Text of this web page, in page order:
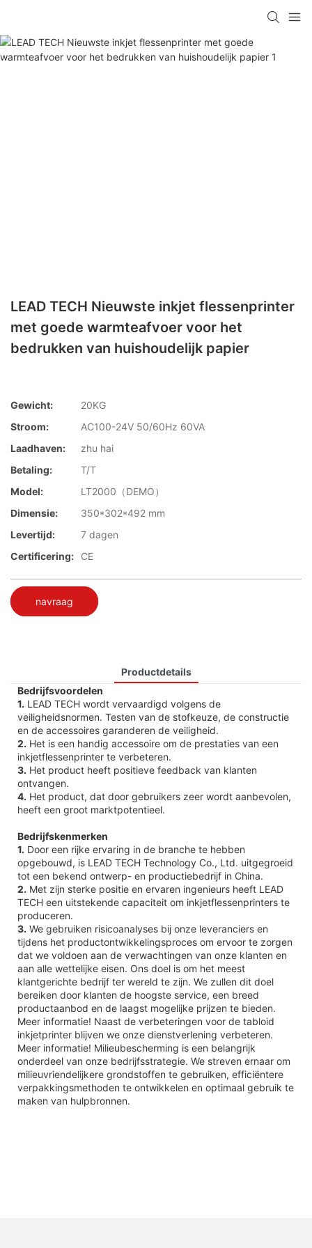
LEAD TECH Nieuwste inkjet flessenprinter
met goede warmteafvoer voor het
bedrukken van huishoudelijk papier
Gewicht:
20KG
Stroom:
AC100-24V 50/60Hz 60VA
Laadhaven:
zhu hai
Betaling:
T/T
Model:
LT2000（DEMO）
Dimensie:
350*302*492 mm
Levertijd:
7 dagen
Certificering:
CE
navraag
Productdetails
Bedrijfsvoordelen
1. LEAD TECH wordt vervaardigd volgens de
veiligheidsnormen. Testen van de stofkeuze, de constructie
en de accessoires garanderen de veiligheid.
2. Het is een handig accessoire om de prestaties van een
inkjetflessenprinter te verbeteren.
3. Het product heeft positieve feedback van klanten
ontvangen.
4. Het product, dat door gebruikers zeer wordt aanbevolen,
heeft een groot marktpotentieel.
Bedrijfskenmerken
1. Door een rijke ervaring in de branche te hebben
opgebouwd, is LEAD TECH Technology Co., Ltd. uitgegroeid
tot een bekend ontwerp- en productiebedrijf in China.
2. Met zijn sterke positie en ervaren ingenieurs heeft LEAD
TECH een uitstekende capaciteit om inkjetflessenprinters te
produceren.
3. We gebruiken risicoanalyses bij onze leveranciers en
tijdens het productontwikkelingsproces om ervoor te zorgen
dat we voldoen aan de verwachtingen van onze klanten en
aan alle wettelijke eisen. Ons doel is om het meest
klantgerichte bedrijf ter wereld te zijn. We zullen dit doel
bereiken door klanten de hoogste service, een breed
productaanbod en de laagst mogelijke prijzen te bieden.
Meer informatie! Naast de verbeteringen voor de tabloid
inkjetprinter blijven we onze dienstverlening verbeteren.
Meer informatie! Milieubescherming is een belangrijk
onderdeel van onze bedrijfsstrategie. We streven ernaar om
milieuvriendelijkere grondstoffen te gebruiken, efficiëntere
verpakkingsmethoden te ontwikkelen en optimaal gebruik te
maken van hulpbronnen.